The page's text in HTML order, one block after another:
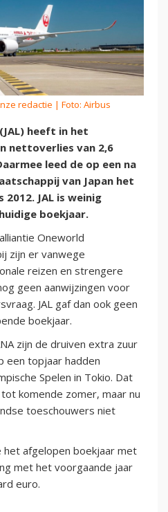
redactie | Foto: Airbus
heeft in het
nettoverlies van 2,6
leed de op een na
van Japan het
JAL is weinig
boekjaar.
Oneworld
zijn er vanwege
reizen en strengere
geen aanwijzingen voor
JAL gaf dan ook geen
boekjaar.
zijn de druiven extra zuur
een topjaar hadden
Spelen in Tokio. Dat
komende zomer, maar nu
toeschouwers niet
het afgelopen boekjaar met
met het voorgaande jaar
euro.